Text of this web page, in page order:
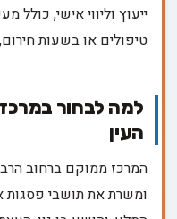
ייעוץ וליווי אישי, כולל
טיפולים או בשעות
למה לבחור
העין
ומשרת את תושבי פסגות